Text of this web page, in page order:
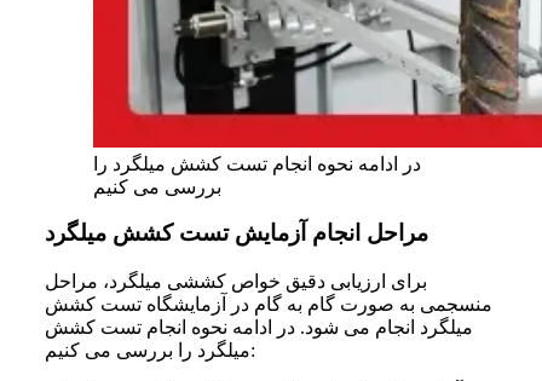
در ادامه نحوه انجام تست کشش میلگرد را
بررسی می کنیم
مراحل انجام آزمایش تست کشش میلگرد
برای ارزیابی دقیق خواص کششی میلگرد، مراحل
منسجمی به صورت گام به گام در آزمایشگاه تست کشش
میلگرد انجام می شود. در ادامه نحوه انجام تست کشش
میلگرد را بررسی می کنیم: